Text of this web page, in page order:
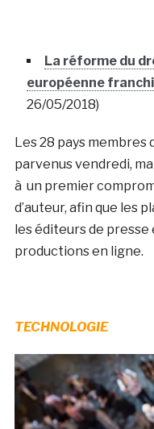
La réforme du
européenne
26/05/2018)
Les 28 pays membres
parvenus vendredi,
à un premier
d’auteur, afin que les
les éditeurs de
productions en ligne.
TECHNOLOGIE